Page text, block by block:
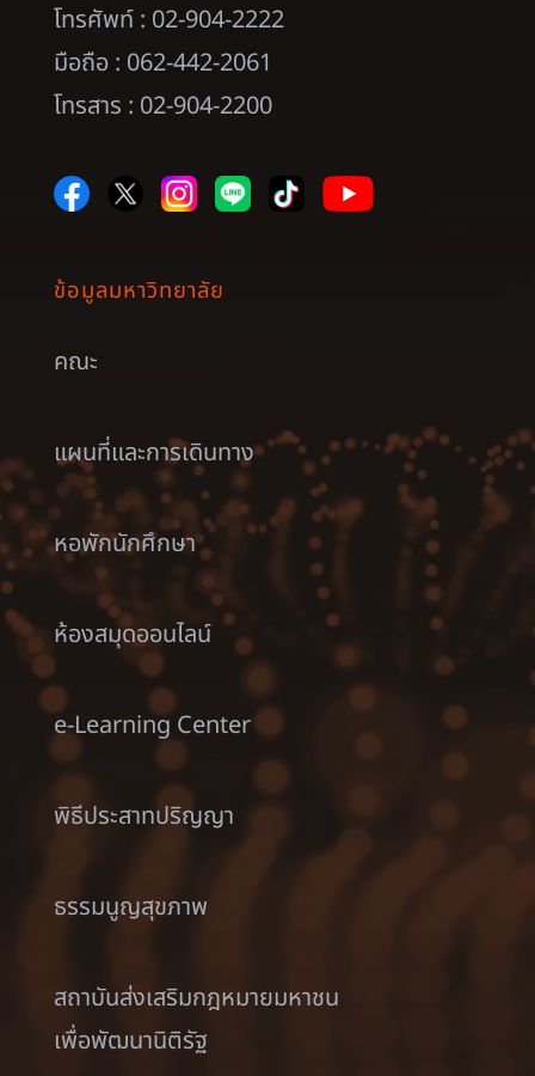
โทรศัพท์ : 02-904-2222
มือถือ : 062-442-2061
โทรสาร : 02-904-2200
ข้อมูลมหาวิทยาลัย
คณะ
แผนที่และการเดินทาง
หอพักนักศึกษา
ห้องสมุดออนไลน์
e-Learning Center
พิธีประสาทปริญญา
ธรรมนูญสุขภาพ
สถาบันส่งเสริมกฎหมายมหาชน
เพื่อพัฒนานิติรัฐ